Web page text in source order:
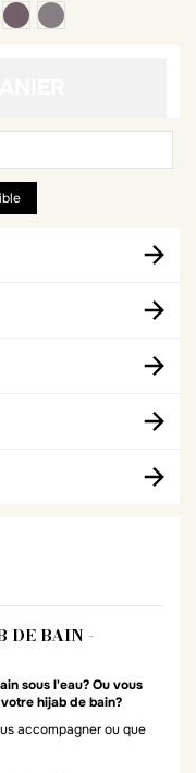
Moonscape
Peppercorn
DE BAIN -
sous l'eau? Ou vous
hijab de bain?
accompagner ou que